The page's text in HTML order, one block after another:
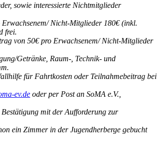
sowie interessierte Nichtmitglieder
Nicht-Mitglieder 180€ (inkl.
frei.
von 50€ pro Erwachsenem/ Nicht-Mitglieder
Getränke, Raum-, Technik- und
für Fahrtkosten oder Teilnahmebeitrag bei
ev.de oder per Post an SoMA e.V.,
mit der Aufforderung zur
ein Zimmer in der Jugendherberge gebucht